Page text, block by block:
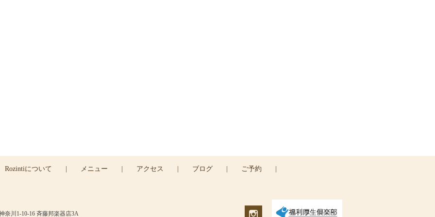
RESERVE >
Rozintiについて メニュー アクセス ブログ ご予約
奈川1-10-16 斉藤邦楽器店3A